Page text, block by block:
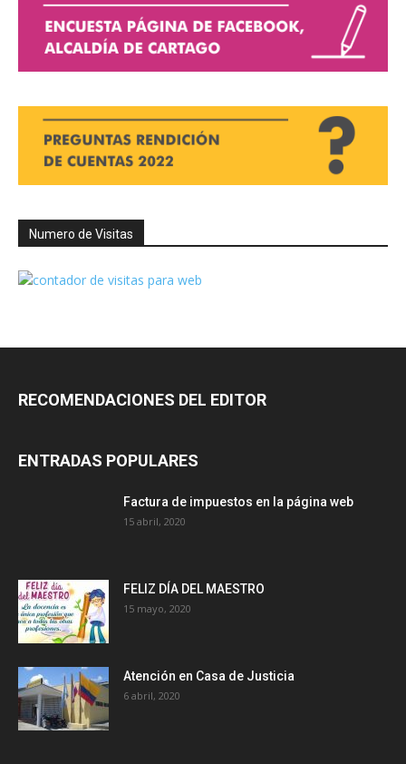
Numero de Visitas
RECOMENDACIONES DEL EDITOR
ENTRADAS POPULARES
Factura de impuestos en la página web
15 abril, 2020
FELIZ DÍA DEL MAESTRO
15 mayo, 2020
Atención en Casa de Justicia
6 abril, 2020